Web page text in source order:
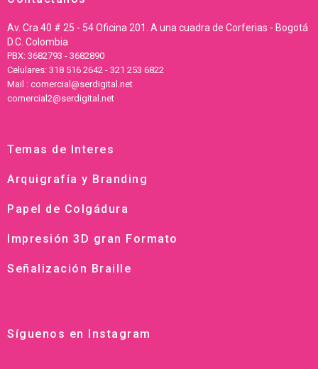
Av. Cra 40 # 25 - 54 Oficina 201. A una cuadra de Corferias - Bogotá
D.C. Colombia
PBX: 3682793 - 3682890
Celulares: 318 516 2642 - 321 253 6822
Mail : comercial@serdigital.net
comercial2@serdigital.net
Temas de Interes
Arquigrafía y Branding
Papel de Colgádura
Impresión 3D gran Formato
Señalización Braille
Síguenos en Instagram